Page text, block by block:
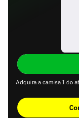
Adquira a camisa I do